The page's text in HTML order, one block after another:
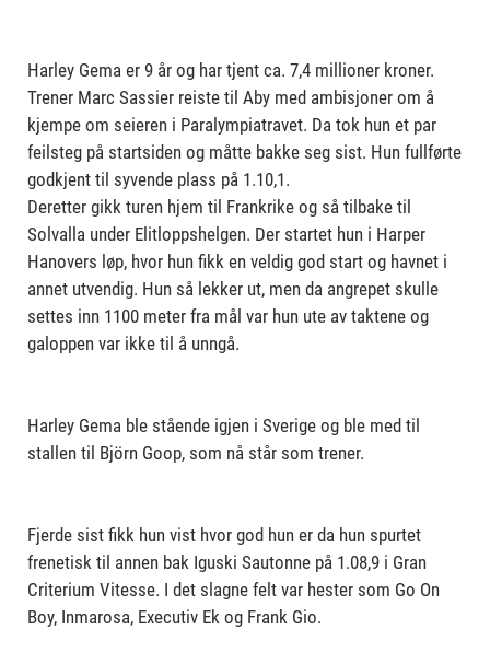
Harley Gema er 9 år og har tjent ca. 7,4 millioner kroner.
Trener Marc Sassier reiste til Aby med ambisjoner om å
kjempe om seieren i Paralympiatravet. Da tok hun et par
feilsteg på startsiden og måtte bakke seg sist. Hun fullførte
godkjent til syvende plass på 1.10,1.
Deretter gikk turen hjem til Frankrike og så tilbake til
Solvalla under Elitloppshelgen. Der startet hun i Harper
Hanovers løp, hvor hun fikk en veldig god start og havnet i
annet utvendig. Hun så lekker ut, men da angrepet skulle
settes inn 1100 meter fra mål var hun ute av taktene og
galoppen var ikke til å unngå.
Harley Gema ble stående igjen i Sverige og ble med til
stallen til Björn Goop, som nå står som trener.
Fjerde sist fikk hun vist hvor god hun er da hun spurtet
frenetisk til annen bak Iguski Sautonne på 1.08,9 i Gran
Criterium Vitesse. I det slagne felt var hester som Go On
Boy, Inmarosa, Executiv Ek og Frank Gio.